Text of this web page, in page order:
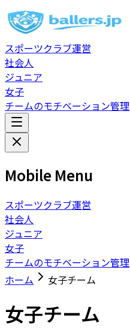
スポーツクラブ運営
社会人
ジュニア
女子
チームのモチベーション管理
Mobile Menu
スポーツクラブ運営
社会人
ジュニア
女子
チームのモチベーション管理
ホーム
女子チーム
女子チーム